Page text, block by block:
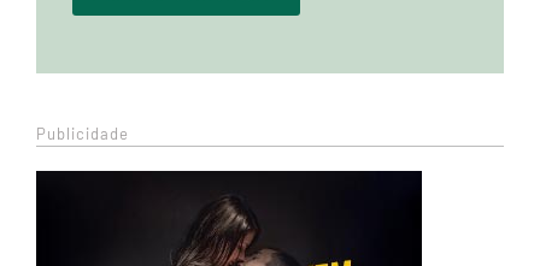
Publicidade